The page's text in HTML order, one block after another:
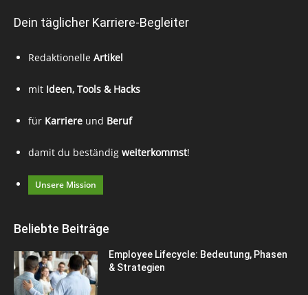
Dein täglicher Karriere-Begleiter
Redaktionelle Artikel
mit Ideen, Tools & Hacks
für Karriere und Beruf
damit du beständig weiterkommst!
Unsere Mission
Beliebte Beiträge
Employee Lifecycle: Bedeutung, Phasen
& Strategien